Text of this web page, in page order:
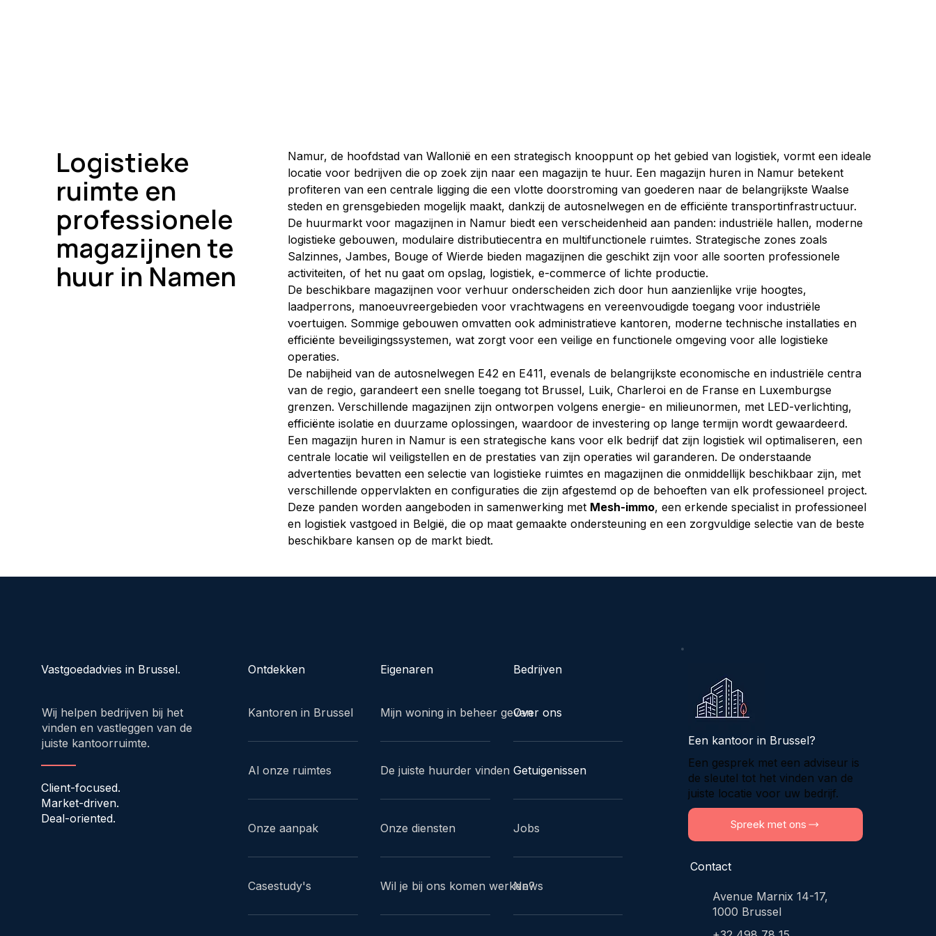
Logistieke
ruimte en
professionele
magazijnen te
huur in Namen
Namur, de hoofdstad van Wallonië en een strategisch knooppunt op het gebied van logistiek, vormt een ideale
locatie voor bedrijven die op zoek zijn naar een magazijn te huur. Een magazijn huren in Namur betekent
profiteren van een centrale ligging die een vlotte doorstroming van goederen naar de belangrijkste Waalse
steden en grensgebieden mogelijk maakt, dankzij de autosnelwegen en de efficiënte transportinfrastructuur.
De huurmarkt voor magazijnen in Namur biedt een verscheidenheid aan panden: industriële hallen, moderne
logistieke gebouwen, modulaire distributiecentra en multifunctionele ruimtes. Strategische zones zoals
Salzinnes, Jambes, Bouge of Wierde bieden magazijnen die geschikt zijn voor alle soorten professionele
activiteiten, of het nu gaat om opslag, logistiek, e-commerce of lichte productie.
De beschikbare magazijnen voor verhuur onderscheiden zich door hun aanzienlijke vrije hoogtes,
laadperrons, manoeuvreergebieden voor vrachtwagens en vereenvoudigde toegang voor industriële
voertuigen. Sommige gebouwen omvatten ook administratieve kantoren, moderne technische installaties en
efficiënte beveiligingssystemen, wat zorgt voor een veilige en functionele omgeving voor alle logistieke
operaties.
De nabijheid van de autosnelwegen E42 en E411, evenals de belangrijkste economische en industriële centra
van de regio, garandeert een snelle toegang tot Brussel, Luik, Charleroi en de Franse en Luxemburgse
grenzen. Verschillende magazijnen zijn ontworpen volgens energie- en milieunormen, met LED-verlichting,
efficiënte isolatie en duurzame oplossingen, waardoor de investering op lange termijn wordt gewaardeerd.
Een magazijn huren in Namur is een strategische kans voor elk bedrijf dat zijn logistiek wil optimaliseren, een
centrale locatie wil veiligstellen en de prestaties van zijn operaties wil garanderen. De onderstaande
advertenties bevatten een selectie van logistieke ruimtes en magazijnen die onmiddellijk beschikbaar zijn, met
verschillende oppervlakten en configuraties die zijn afgestemd op de behoeften van elk professioneel project.
Deze panden worden aangeboden in samenwerking met Mesh-immo, een erkende specialist in professioneel
en logistiek vastgoed in België, die op maat gemaakte ondersteuning en een zorgvuldige selectie van de beste
beschikbare kansen op de markt biedt.
Vastgoedadvies in Brussel.
Wij helpen bedrijven bij het
vinden en vastleggen van de
juiste kantoorruimte.
Client-focused.
Market-driven.
Deal-oriented.
Ontdekken
Kantoren in Brussel
Al onze ruimtes
Onze aanpak
Casestudy's
Eigenaren
Mijn woning in beheer geven
De juiste huurder vinden
Onze diensten
Wil je bij ons komen werken?
Bedrijven
Over ons
Getuigenissen
Jobs
News
Contact
Avenue Marnix 14-17,
1000 Brussel
Een kantoor in Brussel?
Een gesprek met een adviseur is
de sleutel tot het vinden van de
juiste locatie voor uw bedrijf.
Spreek met ons